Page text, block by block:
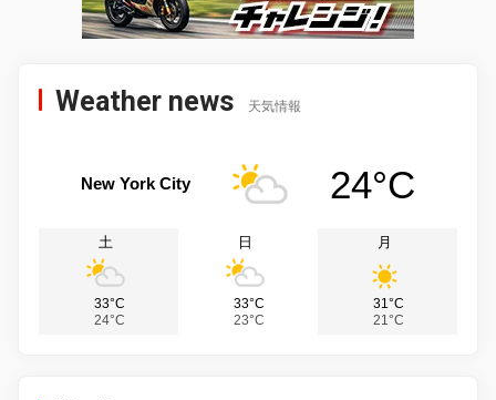
Weather news 天気情報
New York City 24°C
土
33°C
24°C
日
33°C
23°C
月
31°C
21°C